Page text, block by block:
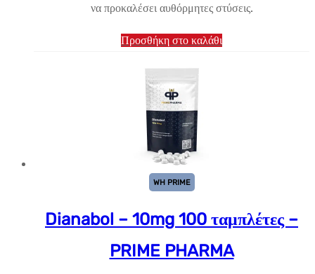
να προκαλέσει αυθόρμητες στύσεις.
Προσθήκη στο καλάθι
WH PRIME
Dianabol – 10mg 100 ταμπλέτες –
PRIME PHARMA